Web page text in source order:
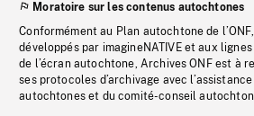
Moratoire sur les contenus autochtones
Conformément au Plan autochtone de
développés par imagineNATIVE et aux
de l’écran autochtone, Archives ONF est à
ses protocoles d’archivage avec
autochtones et du comité-conseil